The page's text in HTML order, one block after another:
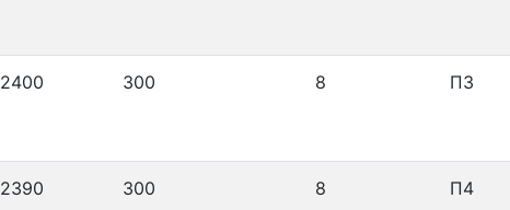
2400 300 8 П3
2390 300 8 П4